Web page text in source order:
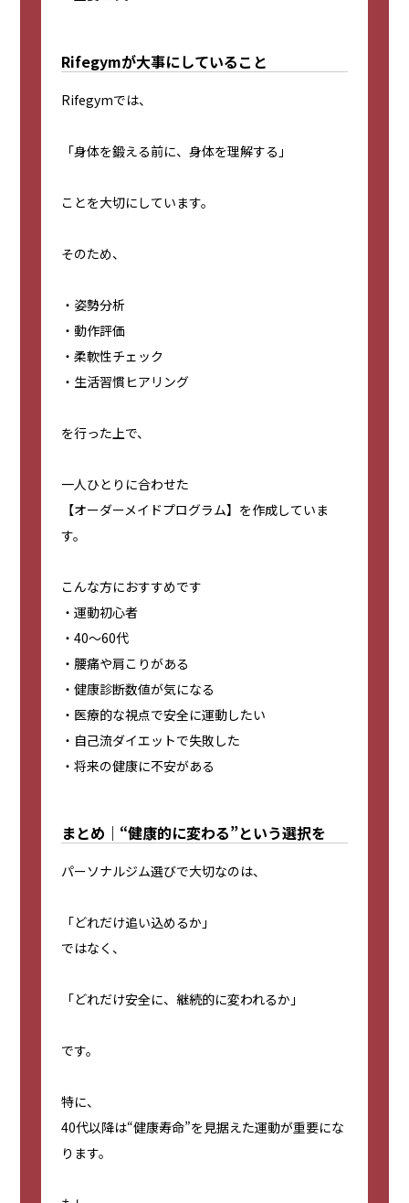
Rifegymが大事にしていること
Rifegymでは、
「身体を鍛える前に、身体を理解する」
ことを大切にしています。
そのため、
・姿勢分析
・動作評価
・柔軟性チェック
・生活習慣ヒアリング
を行った上で、
一人ひとりに合わせた
【オーダーメイドプログラム】を作成していま
す。
こんな方におすすめです
・運動初心者
・40〜60代
・腰痛や肩こりがある
・健康診断数値が気になる
・医療的な視点で安全に運動したい
・自己流ダイエットで失敗した
・将来の健康に不安がある
まとめ｜“健康的に変わる”という選択を
パーソナルジム選びで大切なのは、
「どれだけ追い込めるか」
ではなく、
「どれだけ安全に、継続的に変われるか」
です。
特に、
40代以降は“健康寿命”を見据えた運動が重要にな
ります。